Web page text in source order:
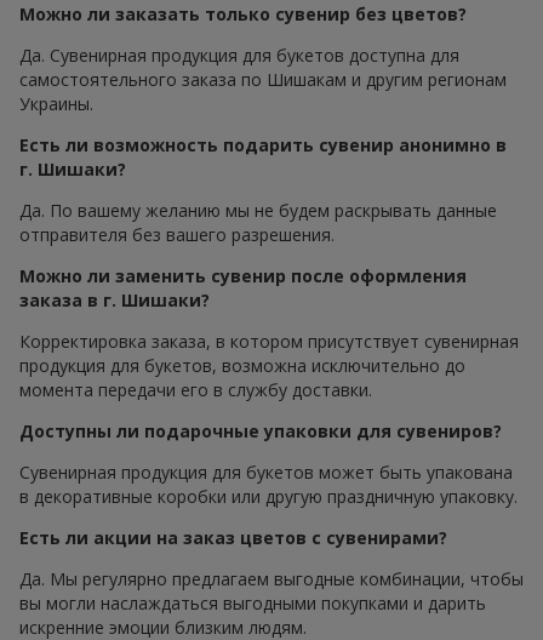
Можно ли заказать только сувенир без цветов?
Да. Сувенирная продукция для букетов доступна для
самостоятельного заказа по Шишакам и другим регионам
Украины.
Есть ли возможность подарить сувенир анонимно в
г. Шишаки?
Да. По вашему желанию мы не будем раскрывать данные
отправителя без вашего разрешения.
Можно ли заменить сувенир после оформления
заказа в г. Шишаки?
Корректировка заказа, в котором присутствует сувенирная
продукция для букетов, возможна исключительно до
момента передачи его в службу доставки.
Доступны ли подарочные упаковки для сувениров?
Сувенирная продукция для букетов может быть упакована
в декоративные коробки или другую праздничную упаковку.
Есть ли акции на заказ цветов с сувенирами?
Да. Мы регулярно предлагаем выгодные комбинации, чтобы
вы могли наслаждаться выгодными покупками и дарить
искренние эмоции близким людям.